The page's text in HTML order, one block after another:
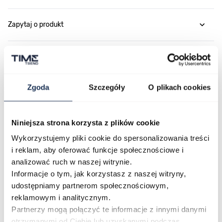
Zgoda Szczegóły O plikach cookies
Niniejsza strona korzysta z plików cookie
Wykorzystujemy pliki cookie do spersonalizowania treści
i reklam, aby oferować funkcje społecznościowe i
analizować ruch w naszej witrynie.
Informacje o tym, jak korzystasz z naszej witryny,
udostępniamy partnerom społecznościowym,
reklamowym i analitycznym.
Partnerzy mogą połączyć te informacje z innymi danymi
Zapytaj o produkt
Płatność i dostawa
Poruszanie się po elementach karuzeli jest możliwe za pomocą
Naciśnij, aby pominąć karuzelę
Naciśnij, aby przejść do nawigacji karuzeli